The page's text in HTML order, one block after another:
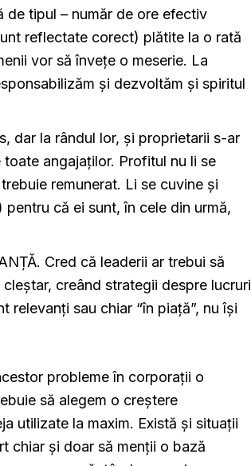
de tipul – număr de ore efectiv
reflectate corect) plătite la o rată
vor să învețe o meserie. La
și dezvoltăm și spiritul
dar la rândul lor, și proprietarii s-ar
angajaților. Profitul nu li se
remunerat. Li se cuvine și
că ei sunt, în cele din urmă,
Cred că leaderii ar trebui să
creând strategii despre lucruri
relevanți sau chiar “în piață”, nu își
probleme în corporații o
să alegem o creștere
utilizate la maxim. Există și situații
chiar și doar să menții o bază